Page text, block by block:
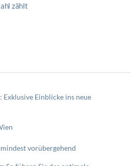
zählt
Einblicke ins neue
vorübergehend